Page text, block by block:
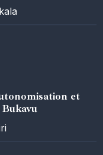
et